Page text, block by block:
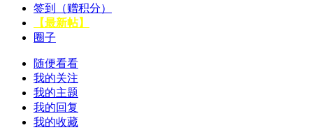
签到（赠积分）
【最新帖】
圈子
随便看看
我的关注
我的主题
我的回复
我的收藏